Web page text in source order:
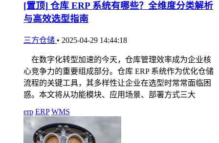
[置顶] 仓库 ERP 系统有哪些？全维度分类解析
与高效选型指南
三方仓储 • 2025-04-29 14:44:18
在数字化转型加速的今天，仓库管理效率成为企业核
心竞争力的重要组成部分。仓库 ERP 系统作为优化仓储
流程的关键工具，其多样性让企业在选型时常常面临困
惑。本文将从功能模块、应用场景、部署方式三大
erp ERP WMS